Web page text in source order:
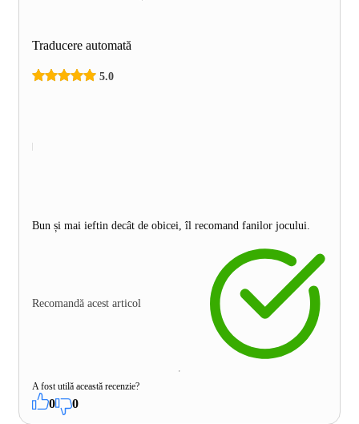
Traducere automată
5.0
Bun și mai ieftin decât de obicei, îl recomand fanilor jocului.
Recomandă acest articol
A fost utilă această recenzie?
0 0